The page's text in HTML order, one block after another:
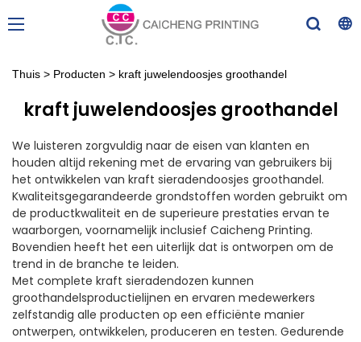
Thuis > Producten > kraft juwelendoosjes groothandel
kraft juwelendoosjes groothandel
We luisteren zorgvuldig naar de eisen van klanten en
houden altijd rekening met de ervaring van gebruikers bij
het ontwikkelen van kraft sieradendoosjes groothandel.
Kwaliteitsgegarandeerde grondstoffen worden gebruikt om
de productkwaliteit en de superieure prestaties ervan te
waarborgen, voornamelijk inclusief Caicheng Printing.
Bovendien heeft het een uiterlijk dat is ontworpen om de
trend in de branche te leiden.
Met complete kraft sieradendozen kunnen
groothandelsproductielijnen en ervaren medewerkers
zelfstandig alle producten op een efficiënte manier
ontwerpen, ontwikkelen, produceren en testen. Gedurende